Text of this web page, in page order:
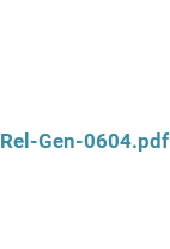
Rel-Gen-0604.pdf